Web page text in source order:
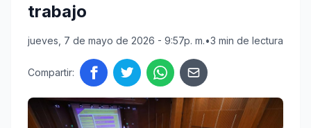
trabajo
jueves, 7 de mayo de 2026 - 9:57p. m.•3 min de lectura
Compartir: